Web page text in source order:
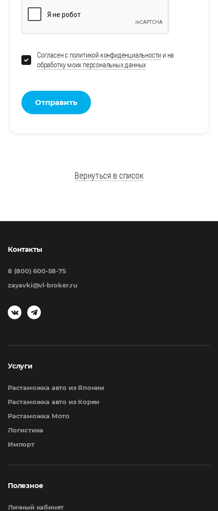
Согласен с политикой конфиденциальности и на
обработку моих персональных данных
Отправить
Вернуться в список
Услуги
Растаможка авто из Японии
Растаможка авто из Кореи
Растаможка Мото
Логистика
Импорт
Полезное
Личный кабинет
Контакты
8 (800) 600-58-75
zayavki@vl-broker.ru